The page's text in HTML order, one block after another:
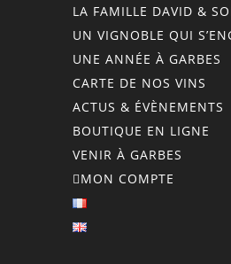
LA FAMILLE DAVID &
UN VIGNOBLE QUI
UNE ANNÉE À GARBES
CARTE DE NOS VINS
ACTUS & ÉVÈNEMENTS
BOUTIQUE EN LIGNE
VENIR À GARBES
MON COMPTE